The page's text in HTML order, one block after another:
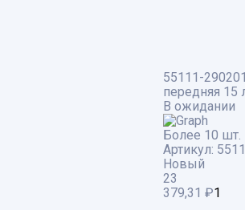
55111-
передняя 15
В ожидании
Более 10 шт.
Артикул:
Новый
23
379,31 ₽